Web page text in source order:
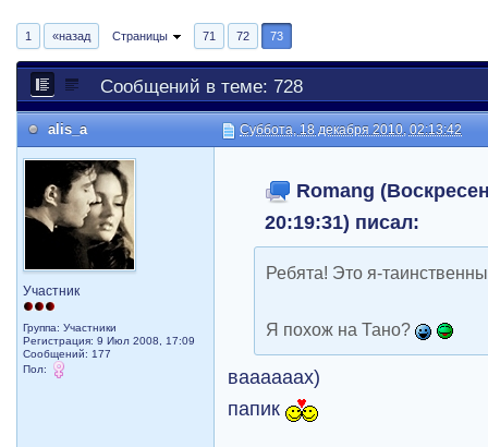
1 «назад Страницы 71 72 73
Сообщений в теме: 728
alis_a Суббота, 18 декабря 2010, 02:13:42
Участник
Группа: Участники
Регистрация: 9 Июл 2008, 17:09
Сообщений: 177
Пол:
Romang
20:19:31) писал:
Ребята! Это я-
Я похож на Тано?
ваааааах)
папик